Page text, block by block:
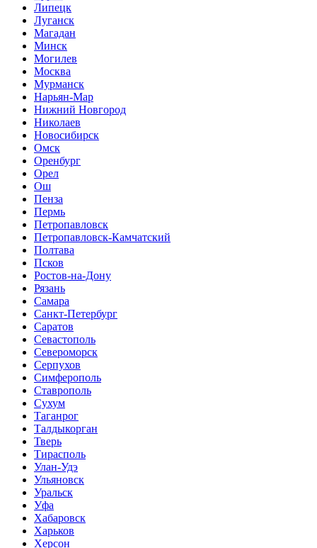
Липецк
Луганск
Магадан
Минск
Могилев
Москва
Мурманск
Нарьян-Мар
Нижний Новгород
Николаев
Новосибирск
Омск
Оренбург
Орел
Ош
Пенза
Пермь
Петропавловск
Петропавловск-Камчатский
Полтава
Псков
Ростов-на-Дону
Рязань
Самара
Санкт-Петербург
Саратов
Севастополь
Североморск
Серпухов
Симферополь
Ставрополь
Сухум
Таганрог
Tалдыкорган
Тверь
Тирасполь
Улан-Удэ
Ульяновск
Уральск
Уфа
Хабаровск
Харьков
Херсон